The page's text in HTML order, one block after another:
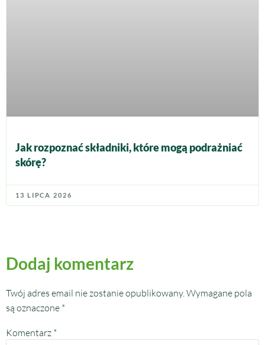
Jak rozpoznać składniki, które mogą podrażniać
skórę?
13 LIPCA 2026
Dodaj komentarz
Twój adres email nie zostanie opublikowany.Wymagane pola
są oznaczone *
Komentarz *